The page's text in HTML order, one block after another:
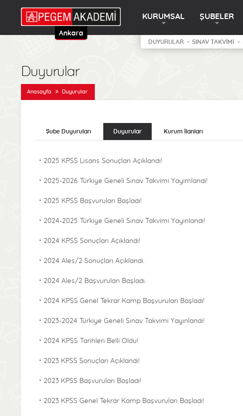
Ankara
KURUMSAL ŞUBELER
DUYURULAR SINAV TAKVİMİ
Duyurular
Anasayfa Duyurular
Şube Duyuruları Duyurular Kurum İlanları
2025 KPSS Lisans Sonuçları Açıklandı!
2025-2026 Türkiye Geneli Sınav Takvimi Yayımlandı!
2025 KPSS Başvuruları Başladı!
2024-2025 Türkiye Geneli Sınav Takvimi Yayınlandı!
2024 KPSS Sonuçları Açıklandı!
2024 Ales/2 Sonuçları Açıklandı.
2024 Ales/2 Başvuruları Başladı.
2024 KPSS Genel Tekrar Kamp Başvuruları Başladı!
2023-2024 Türkiye Geneli Sınav Takvimi Yayınlandı!
2024 KPSS Tarihleri Belli Oldu!
2023 KPSS Sonuçları Açıklandı!
2023 KPSS Başvuruları Başladı!
2023 KPSS Genel Tekrar Kamp Başvuruları Başladı!